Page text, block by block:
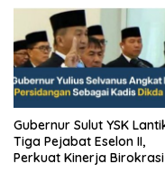
Gubernur Sulut YSK Lantik
Tiga Pejabat Eselon II,
Perkuat Kinerja Birokrasi